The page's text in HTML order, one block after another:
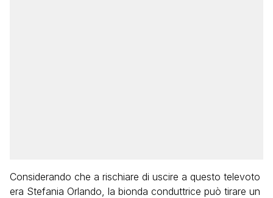
Considerando che a rischiare di uscire a questo televoto
era Stefania Orlando, la bionda conduttrice può tirare un